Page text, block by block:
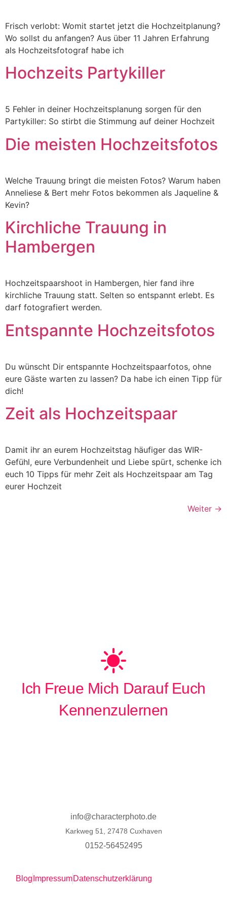
Frisch verlobt: Womit startet jetzt die Hochzeitplanung?
Wo sollst du anfangen? Aus über 11 Jahren Erfahrung
als Hochzeitsfotograf habe ich
Hochzeits Partykiller
5 Fehler in deiner Hochzeitsplanung sorgen für den
Partykiller: So stirbt die Stimmung auf deiner Hochzeit
Die meisten Hochzeitsfotos
Welche Trauung bringt die meisten Fotos? Warum haben
Anneliese & Bert mehr Fotos bekommen als Jaqueline &
Kevin?
Kirchliche Trauung in
Hambergen
Hochzeitspaarshoot in Hambergen, hier fand ihre
kirchliche Trauung statt. Selten so entspannt erlebt. Es
darf fotografiert werden.
Entspannte Hochzeitsfotos
Du wünscht Dir entspannte Hochzeitspaarfotos, ohne
eure Gäste warten zu lassen? Da habe ich einen Tipp für
dich!
Zeit als Hochzeitspaar
Damit ihr an eurem Hochzeitstag häufiger das WIR-
Gefühl, eure Verbundenheit und Liebe spürt, schenke ich
euch 10 Tipps für mehr Zeit als Hochzeitspaar am Tag
eurer Hochzeit
Weiter →
Ich Freue Mich Darauf Euch
Kennenzulernen
info@characterphoto.de
Karkweg 51, 27478 Cuxhaven
0152-56452495
Blog ImpressumDatenschutzerklärung